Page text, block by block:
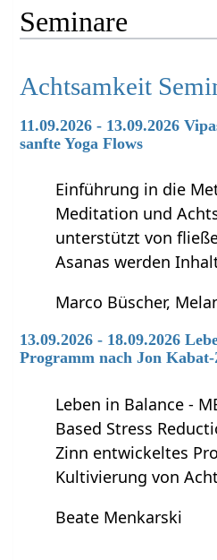
Seminare
Achtsamkeit
11.09.2026 - 13.09.2026
sanfte Yoga Flows
Einführung in die
Meditation und
unterstützt von
Asanas werden
Marco Büscher,
13.09.2026 - 18.09.2026
Programm nach Jon
Leben in Balance -
Based Stress
Zinn entwickeltes
Kultivierung von
Beate Menkarski